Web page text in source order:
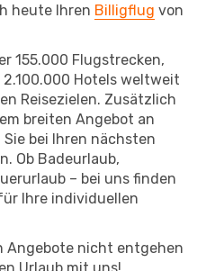
heute Ihren Billigflug von
155.000 Flugstrecken,
Hotels weltweit
Reisezielen. Zusätzlich
breiten Angebot an
bei Ihren nächsten
Ob Badeurlaub,
– bei uns finden
Ihre individuellen
Angebote nicht entgehen